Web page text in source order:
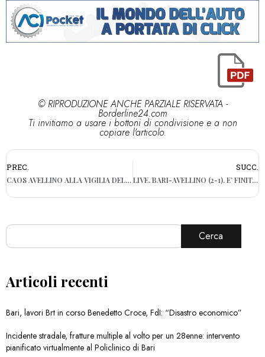
© RIPRODUZIONE ANCHE PARZIALE RISERVATA -
Borderline24.com
Ti invitiamo a usare i bottoni di condivisione e a non
copiare l'articolo.
PREC.
CAOS AVELLINO ALLA VIGILIA DELLA GARA A BARI: PIOGGIA DI DEFERIMENTI PER ILLECITO SPORTIVO
SUCC.
LIVE. BARI-AVELLINO (2-1). E’ FINITA, I BIANCOROSSI VINCONO IN RIMONTA
Cerca
Articoli recenti
Bari, lavori Brt in corso Benedetto Croce, FdI: “Disastro economico”
Incidente stradale, fratture multiple al volto per un 28enne: intervento
pianificato virtualmente al Policlinico di Bari